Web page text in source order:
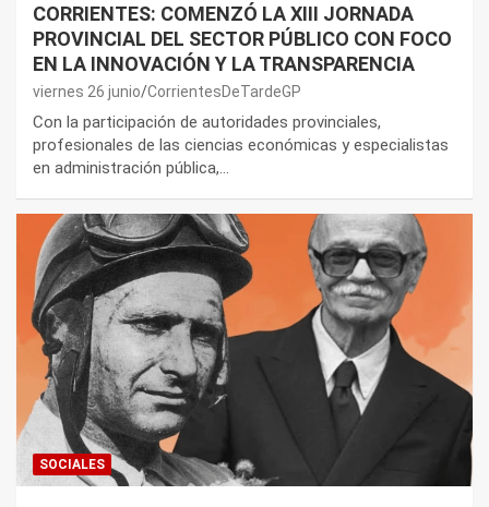
CORRIENTES: COMENZÓ LA XIII JORNADA
PROVINCIAL DEL SECTOR PÚBLICO CON FOCO
EN LA INNOVACIÓN Y LA TRANSPARENCIA
viernes 26 junio CorrientesDeTardeGP
Con la participación de autoridades provinciales,
profesionales de las ciencias económicas y especialistas
en administración pública,…
SOCIALES